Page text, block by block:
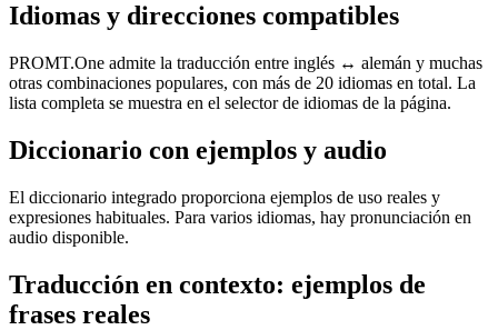
Idiomas y direcciones compatibles
PROMT.One admite la traducción entre inglés ↔ alemán y muchas
otras combinaciones populares, con más de 20 idiomas en total. La
lista completa se muestra en el selector de idiomas de la página.
Diccionario con ejemplos y audio
El diccionario integrado proporciona ejemplos de uso reales y
expresiones habituales. Para varios idiomas, hay pronunciación en
audio disponible.
Traducción en contexto: ejemplos de
frases reales